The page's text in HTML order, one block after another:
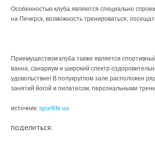
Особенностью клуба являются специально
на Печерск, возможность тренироваться,
Приемуществом клуба также является
ванна, санариум и широкий спектр
удовольствие! В полукруглом зале расположен
занятий йогой и пилатесом, персональными
источник: sportlife.ua
поделиться: